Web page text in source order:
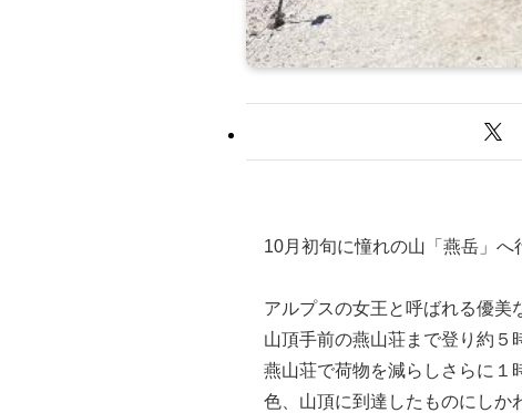
10月初旬に憧れの山「燕岳」へ
アルプスの女王と呼ばれる優美
山頂手前の燕山荘まで登り約５
燕山荘で荷物を減らしさらに１
色、山頂に到達したものにしか